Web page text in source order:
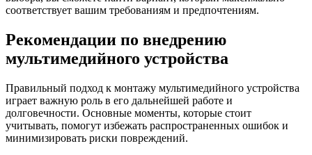
соответствует вашим требованиям и предпочтениям.
Рекомендации по внедрению
мультимедийного устройства
Правильный подход к монтажу мультимедийного устройства
играет важную роль в его дальнейшей работе и
долговечности. Основные моменты, которые стоит
учитывать, помогут избежать распространенных ошибок и
минимизировать риски повреждений.